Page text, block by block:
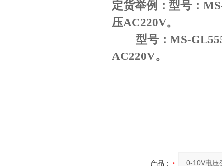
定货举例：型号：
压AC220V。
型号：MS-
AC220V。
产品：